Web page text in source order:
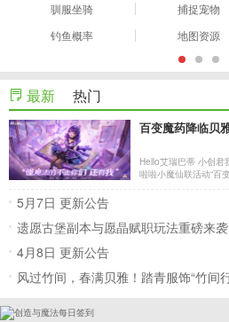
驯服坐骑
捕捉宠物
钓鱼概率
地图资源
最新 热门
百变魔药降临贝
Hello艾瑞巴蒂 小创君我又来喽 贝雅大陆又迎来全新惊喜啦 巴
啦啦小魔仙联活动“百变魔药”正式开
5月7日 更新公告
遗愿古堡副本与愿晶赋职玩法重磅来袭
4月8日 更新公告
风过竹间，春满贝雅！踏青服饰“竹间